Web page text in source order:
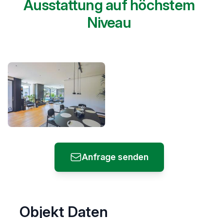
Ausstattung auf höchstem
Niveau
Anfrage senden
Objekt Daten